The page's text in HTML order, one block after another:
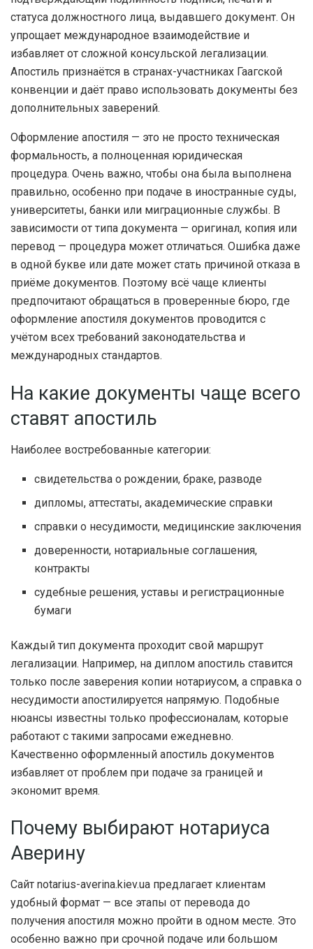
статуса должностного лица, выдавшего документ. Он
упрощает международное взаимодействие и
избавляет от сложной консульской легализации.
Апостиль признаётся в странах-участниках Гаагской
конвенции и даёт право использовать документы без
дополнительных заверений.
Оформление апостиля — это не просто техническая
формальность, а полноценная юридическая
процедура. Очень важно, чтобы она была выполнена
правильно, особенно при подаче в иностранные суды,
университеты, банки или миграционные службы. В
зависимости от типа документа — оригинал, копия или
перевод — процедура может отличаться. Ошибка даже
в одной букве или дате может стать причиной отказа в
приёме документов. Поэтому всё чаще клиенты
предпочитают обращаться в проверенные бюро, где
оформление апостиля документов проводится с
учётом всех требований законодательства и
международных стандартов.
На какие документы чаще всего
ставят апостиль
Наиболее востребованные категории:
свидетельства о рождении, браке, разводе
дипломы, аттестаты, академические справки
справки о несудимости, медицинские заключения
доверенности, нотариальные соглашения,
контракты
судебные решения, уставы и регистрационные
бумаги
Каждый тип документа проходит свой маршрут
легализации. Например, на диплом апостиль ставится
только после заверения копии нотариусом, а справка о
несудимости апостилируется напрямую. Подобные
нюансы известны только профессионалам, которые
работают с такими запросами ежедневно.
Качественно оформленный апостиль документов
избавляет от проблем при подаче за границей и
экономит время.
Почему выбирают нотариуса
Аверину
Сайт notarius-averina.kiev.ua предлагает клиентам
удобный формат — все этапы от перевода до
получения апостиля можно пройти в одном месте. Это
особенно важно при срочной подаче или большом